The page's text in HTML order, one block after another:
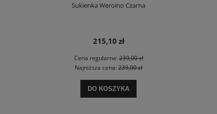
Sukienka Weroino Czarna
215,10 zł
Cena regularna:239,00 zł
Najniższa cena: 239,00 zł
DO KOSZYKA